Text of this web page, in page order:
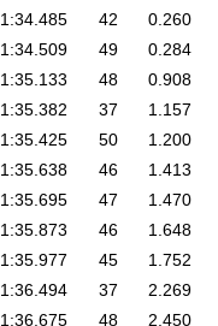
1:34.485 42
0.260
1:34.509 49
0.284
1:35.133 48
0.908
1:35.382 37
1.157
1:35.425 50
1.200
1:35.638 46
1.413
1:35.695 47
1.470
1:35.873 46
1.648
1:35.977 45
1.752
1:36.494 37
2.269
1:36.675 48
2.450